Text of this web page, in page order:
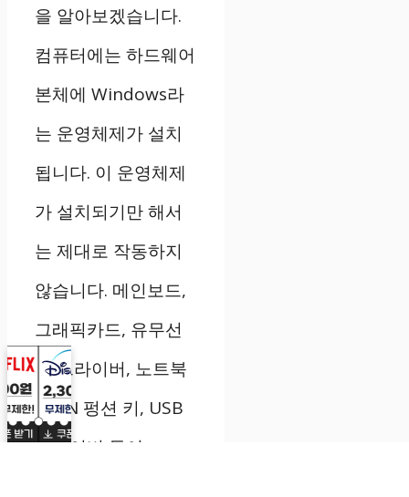
을 알아보겠습니다.
컴퓨터에는 하드웨어
본체에 Windows라
는 운영체제가 설치
됩니다. 이 운영체제
가 설치되기만 해서
는 제대로 작동하지
않습니다. 메인보드,
그래픽카드, 유무선
랜 드라이버, 노트북
의 FN 펑션 키, USB
드라이버 등이 …